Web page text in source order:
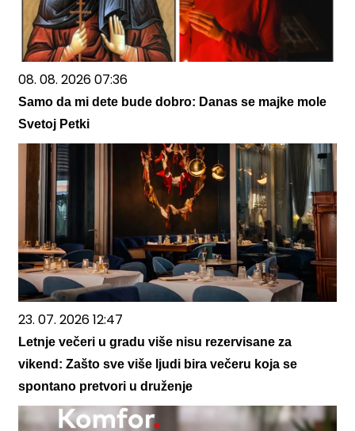
08. 08. 2026 07:36
Samo da mi dete bude dobro: Danas se majke mole
Svetoj Petki
23. 07. 2026 12:47
Letnje večeri u gradu više nisu rezervisane za
vikend: Zašto sve više ljudi bira večeru koja se
spontano pretvori u druženje